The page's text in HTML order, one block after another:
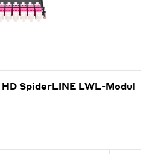
SpiderLINE LWL-Modul